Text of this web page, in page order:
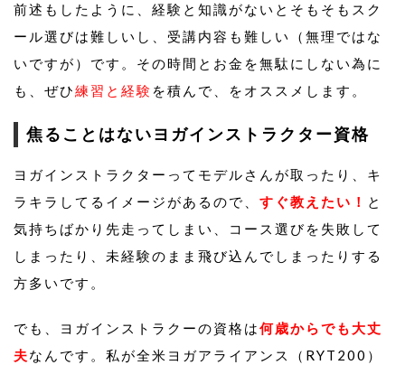
前述もしたように、経験と知識がないとそもそもスク
ール選びは難しいし、受講内容も難しい（無理ではな
いですが）です。その時間とお金を無駄にしない為に
も、ぜひ練習と経験 を積んで、をオススメします。
焦ることはないヨガインストラクター資格
ヨガインストラクターってモデルさんが取ったり、キ
ラキラしてるイメージがあるので、 すぐ教えたい！ と
気持ちばかり先走ってしまい、コース選びを失敗して
しまったり、未経験のまま飛び込んでしまったりする
方多いです。
でも、ヨガインストラクーの資格は何歳からでも大丈
夫なんです。私が全米ヨガアライアンス（RYT200）